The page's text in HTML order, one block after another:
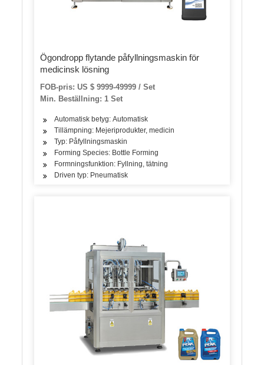
Ögondropp flytande påfyllningsmaskin för
medicinsk lösning
FOB-pris: US $ 9999-49999 / Set
Min. Beställning: 1 Set
Automatisk betyg: Automatisk
Tillämpning: Mejeriprodukter, medicin
Typ: Påfyllningsmaskin
Forming Species: Bottle Forming
Formningsfunktion: Fyllning, tätning
Driven typ: Pneumatisk